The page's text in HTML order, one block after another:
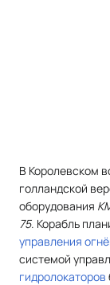
В Королевском
голландской
оборудования
75. Корабль
управления
системой
гидролокаторов